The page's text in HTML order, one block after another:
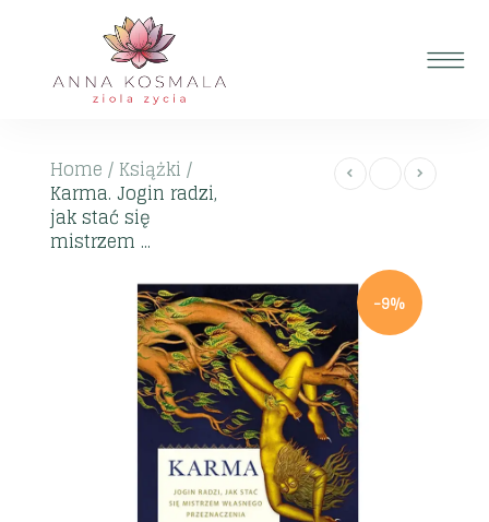
Home / Książki /
Karma. Jogin radzi,
jak stać się
mistrzem ...
-9%